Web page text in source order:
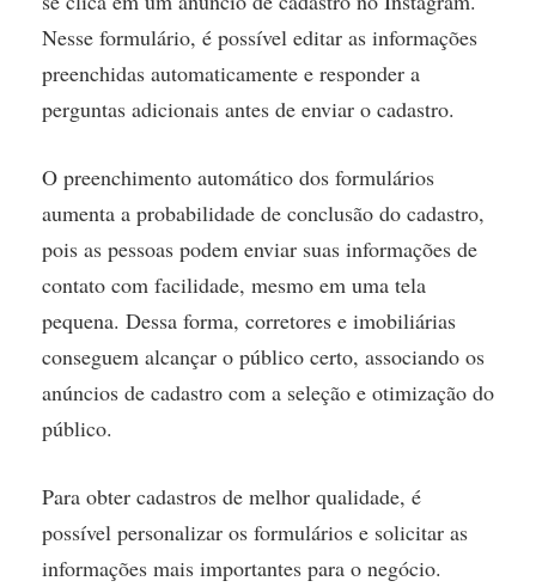
Nesse formulário, é possível editar as informações
preenchidas automaticamente e responder a
perguntas adicionais antes de enviar o cadastro.
O preenchimento automático dos formulários
aumenta a probabilidade de conclusão do cadastro,
pois as pessoas podem enviar suas informações de
contato com facilidade, mesmo em uma tela
pequena. Dessa forma, corretores e imobiliárias
conseguem alcançar o público certo, associando os
anúncios de cadastro com a seleção e otimização do
público.
Para obter cadastros de melhor qualidade, é
possível personalizar os formulários e solicitar as
informações mais importantes para o negócio.